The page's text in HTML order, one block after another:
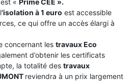
‘isolation à 1 euro est accessible
ce qui offre un accès élargi à
concernant les travaux Eco
d’obtenir les certificats
la totalité des travaux
reviendra à un prix largement